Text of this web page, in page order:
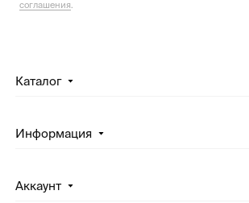
соглашения
Каталог
Информация
Аккаунт